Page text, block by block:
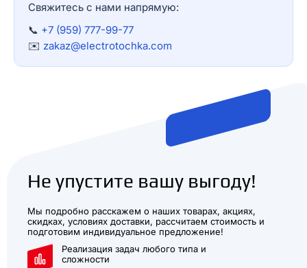
Свяжитесь с нами напрямую:
📞 +7 (959) 777-99-77
✉️ zakaz@electrotochka.com
Не упустите вашу выгоду!
Мы подробно расскажем о наших товарах, акциях,
скидках, условиях доставки, рассчитаем стоимость и
подготовим индивидуальное предложение!
Реализация задач любого типа и
сложности